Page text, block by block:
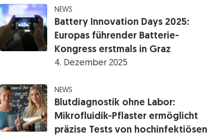
NEWS
Battery Innovation Days 2025:
Europas führender Batterie-
Kongress erstmals in Graz
4. Dezember 2025
NEWS
Blutdiagnostik ohne Labor:
Mikrofluidik-Pflaster ermöglicht
präzise Tests von hochinfektiösen